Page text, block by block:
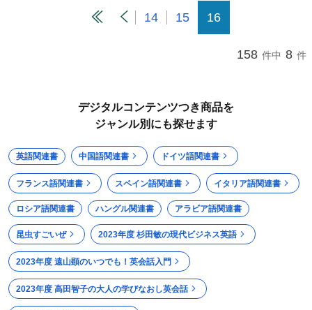
14 15 16
158 件中 8 件
デジタルコンテンツつき商品を
ジャンル別にも探せます
英語関連書 中国語関連書 ドイツ語関連書
フランス語関連書 スペイン語関連書 イタリア語関連書
ロシア語関連書 ハングル関連書 アラビア語関連書
昆虫すごいぜ 2023年度 杉田敏の現代ビジネス英語
2023年度 遠山顕のいつでも！英会話入門
2023年度 高田智子の大人の学びなおし英会話